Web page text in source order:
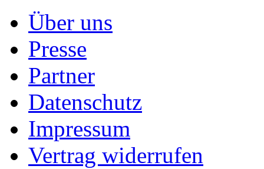
Über uns
Presse
Partner
Datenschutz
Impressum
Vertrag widerrufen